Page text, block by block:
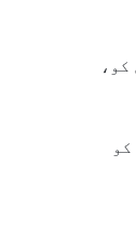
کو،